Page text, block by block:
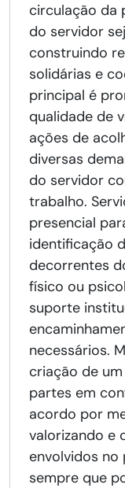
circulação da
do servidor
construindo
solidárias e
principal é
qualidade de
ações de
diversas
do servidor
trabalho.
presencial
identificação
decorrentes
físico ou
suporte
necessários.
criação de
partes em
acordo por
valorizando e
envolvidos no
sempre que